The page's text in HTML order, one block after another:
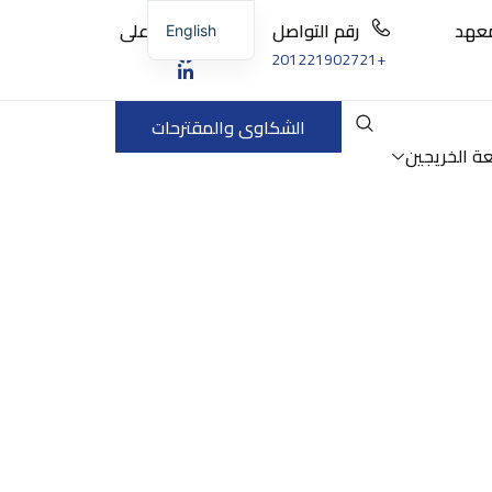
رقم التواصل
+201221902721
تابعنا على
الخريجين
الشكاوى والمقترحات
English